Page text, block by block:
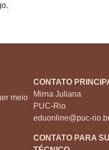
meio
CONTATO
Mirna Juliana
PUC-Rio
eduonline@puc-
CONTATO PARA